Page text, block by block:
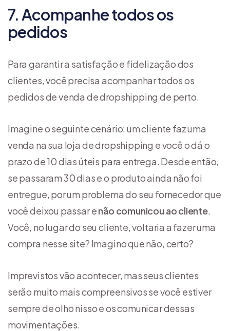
7. Acompanhe todos os
pedidos
Para garantir a satisfação e fidelização dos
clientes, você precisa acompanhar todos os
pedidos de venda de dropshipping de perto.
Imagine o seguinte cenário: um cliente faz uma
venda na sua loja de dropshipping e você o dá o
prazo de 10 dias úteis para entrega. Desde então,
se passaram 30 dias e o produto ainda não foi
entregue, por um problema do seu fornecedor que
você deixou passar enão comunicou ao cliente.
Você, no lugar do seu cliente, voltaria a fazer uma
compra nesse site? Imagino que não, certo?
Imprevistos vão acontecer, mas seus clientes
serão muito mais compreensivos se você estiver
sempre de olho nisso e os comunicar dessas
movimentações.